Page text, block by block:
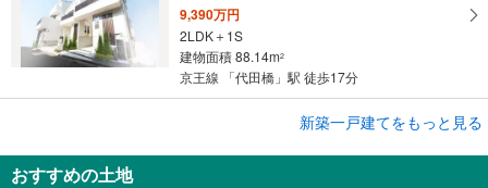
9,390万円
2LDK＋1S
建物面積 88.14m2
京王線 「代田橋」駅 徒歩17分
渋谷区笹塚2丁目
新築一戸建てをもっと見る
おすすめの土地